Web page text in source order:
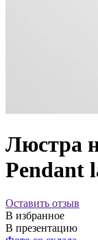
Люстра
Pendant
Оставить отзыв
В избранное
В презентацию